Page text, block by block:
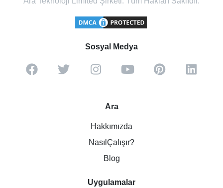
Sosyal Medya
Ara
Hakkımızda
NasılÇalışır?
Blog
Uygulamalar